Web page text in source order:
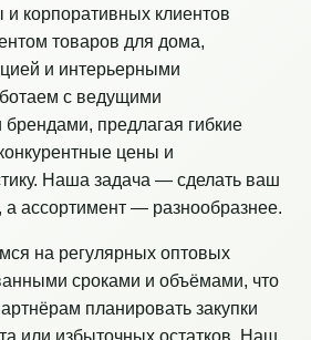
и корпоративных клиентов
товаров для дома,
и интерьерными
с ведущими
предлагая гибкие
цены и
Наша задача — сделать ваш
а ассортимент — разнообразнее.
на регулярных оптовых
сроками и объёмами, что
планировать закупки
или избыточных остатков. Наш